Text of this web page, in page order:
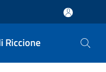
Riccione